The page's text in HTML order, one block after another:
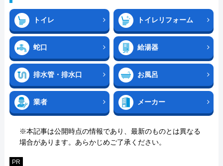
トイレ トイレリフォーム
蛇口 給湯器
排水管・排水口 お風呂
業者 メーカー
※本記事は公開時点の情報であり、最新のものとは異なる
場合があります。あらかじめご了承ください。
PR